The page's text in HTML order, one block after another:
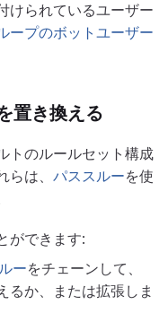
けられているユーザー
ープのボットユーザー
置き換える
トのルールセット構成
は、 パススルーを使
ができます:
ーをチェーンして、
るか、または拡張しま